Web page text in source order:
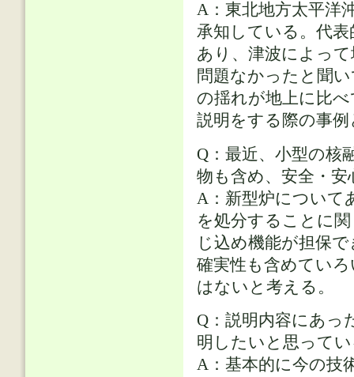
A：東北地方太平洋
承知している。代
あり、津波によっ
問題なかったと聞
の揺れが地上に比
説明をする際の事
Q：最近、小型の核
物も含め、安全・
A：新型炉について
を処分することに
じ込め機能が担保
確実性も含めてい
はないと考える。
Q：説明内容にあっ
明したいと思って
A：基本的に今の技